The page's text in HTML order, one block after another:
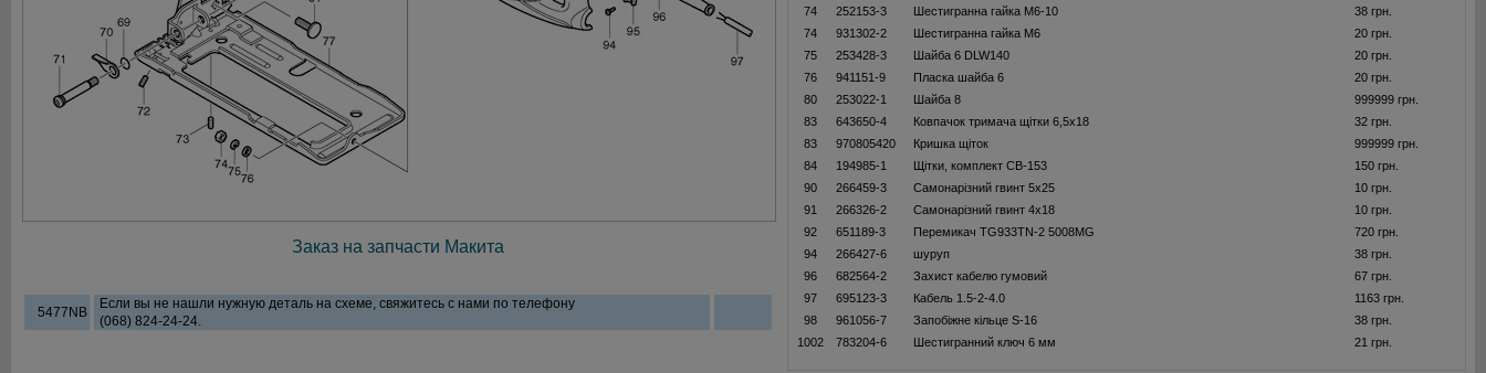
Заказ на запчасти Макита
5477NB
Если вы не нашли нужную деталь на схеме, свяжитесь с нами по телефону
(068) 824-24-24.
74
252153-3 Шестигранна гайка M6-10
38 грн.
74
931302-2 Шестигранна гайка M6
20 грн.
75
253428-3 Шайба 6 DLW140
20 грн.
76
941151-9 Пласка шайба 6
20 грн.
80
253022-1 Шайба 8
999999 грн.
83
643650-4 Ковпачок тримача щітки 6,5x18
32 грн.
83
970805420 Кришка щіток
999999 грн.
84
194985-1 Щітки, комплект CB-153
150 грн.
90
266459-3 Самонарізний гвинт 5x25
10 грн.
91
266326-2 Самонарізний гвинт 4x18
10 грн.
92
651189-3 Перемикач TG933TN-2 5008MG
720 грн.
94
266427-6 шуруп
38 грн.
96
682564-2 Захист кабелю гумовий
67 грн.
97
695123-3 Кабель 1.5-2-4.0
1163 грн.
98
961056-7 Запобіжне кільце S-16
38 грн.
1002
783204-6 Шестигранний ключ 6 мм 21 грн.